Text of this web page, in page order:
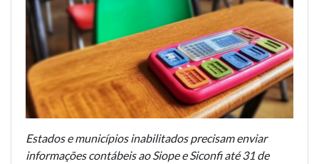
Estados e municípios inabilitados precisam enviar
informações contábeis ao Siope e Siconfi até 31 de